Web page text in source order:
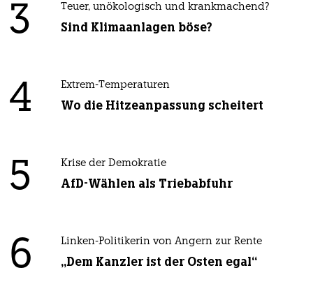
3 Teuer, unökologisch und krankmachend?
Sind Klimaanlagen böse?
4 Extrem-Temperaturen
Wo die Hitzeanpassung scheitert
5 Krise der Demokratie
AfD-Wählen als Triebabfuhr
6 Linken-Politikerin von Angern zur Rente
„Dem Kanzler ist der Osten egal“